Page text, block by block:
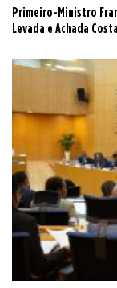
Primeiro-Ministro
Levada e Achada